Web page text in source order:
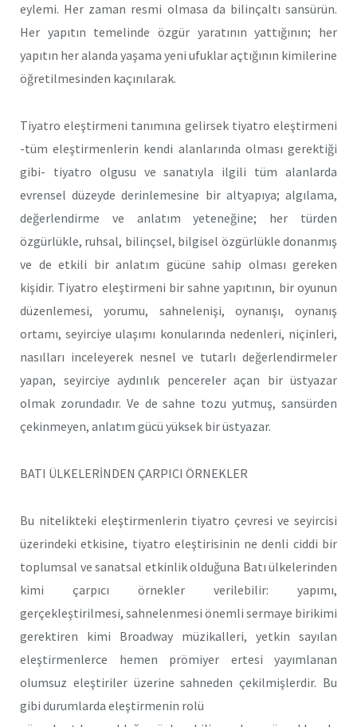
eylemi. Her zaman resmi olmasa da bilinçaltı sansürün.
Her yapıtın temelinde özgür yaratının yattığının; her
yapıtın her alanda yaşama yeni ufuklar açtığının kimilerine
öğretilmesinden kaçınılarak.
Tiyatro eleştirmeni tanımına gelirsek tiyatro eleştirmeni
-tüm eleştirmenlerin kendi alanlarında olması gerektiği
gibi- tiyatro olgusu ve sanatıyla ilgili tüm alanlarda
evrensel düzeyde derinlemesine bir altyapıya; algılama,
değerlendirme ve anlatım yeteneğine; her türden
özgürlükle, ruhsal, bilinçsel, bilgisel özgürlükle donanmış
ve de etkili bir anlatım gücüne sahip olması gereken
kişidir. Tiyatro eleştirmeni bir sahne yapıtının, bir oyunun
düzenlemesi, yorumu, sahnelenişi, oynanışı, oynanış
ortamı, seyirciye ulaşımı konularında nedenleri, niçinleri,
nasılları inceleyerek nesnel ve tutarlı değerlendirmeler
yapan, seyirciye aydınlık pencereler açan bir üstyazar
olmak zorundadır. Ve de sahne tozu yutmuş, sansürden
çekinmeyen, anlatım gücü yüksek bir üstyazar.
BATI ÜLKELERİNDEN ÇARPICI ÖRNEKLER
Bu nitelikteki eleştirmenlerin tiyatro çevresi ve seyircisi
üzerindeki etkisine, tiyatro eleştirisinin ne denli ciddi bir
toplumsal ve sanatsal etkinlik olduğuna Batı ülkelerinden
kimi çarpıcı örnekler verilebilir: yapımı,
gerçekleştirilmesi, sahnelenmesi önemli sermaye birikimi
gerektiren kimi Broadway müzikalleri, yetkin sayılan
eleştirmenlerce hemen prömiyer ertesi yayımlanan
olumsuz eleştiriler üzerine sahneden çekilmişlerdir. Bu
gibi durumlarda eleştirmenin rolü